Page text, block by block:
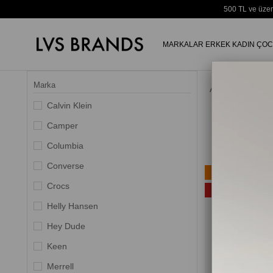
500 TL ve
MARKALAR ERKEK KADIN
Marka
Calvin Klein
Camper
Columbia
Converse
Crocs
Helly Hansen
Hey Dude
Keen
Merrell
Anasayfa